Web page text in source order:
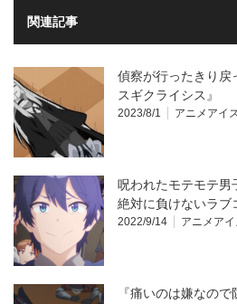
関連記事
偵察が行ったきり戻
スギクライシス』
2023/8/1 アニメアイ
呪われたモテモテ男
絶対に負けないラブ
2022/9/14 アニメア
『痛いのは嫌なの